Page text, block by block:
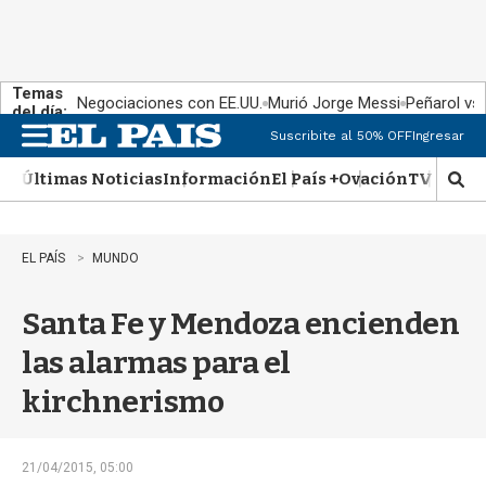
Temas
del día: Negociaciones con EE.UU. Murió Jorge Messi Peñarol
n
u
Suscribite al 50% OFFIngresar
Últimas NoticiasInformaciónEl País +OvaciónTV Show
M
o
r
b
EL PAÍS MUNDO
Santa Fe y Mendoza encienden
las alarmas para el
kirchnerismo
21/04/2015, 05:00